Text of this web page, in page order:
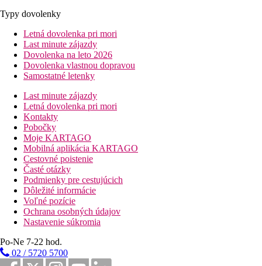
Typy dovolenky
Letná dovolenka pri mori
Last minute zájazdy
Dovolenka na leto 2026
Dovolenka vlastnou dopravou
Samostatné letenky
Last minute zájazdy
Letná dovolenka pri mori
Kontakty
Pobočky
Moje KARTAGO
Mobilná aplikácia KARTAGO
Cestovné poistenie
Časté otázky
Podmienky pre cestujúcich
Dôležité informácie
Voľné pozície
Ochrana osobných údajov
Nastavenie súkromia
Po-Ne 7-22 hod.
02 / 5720 5700